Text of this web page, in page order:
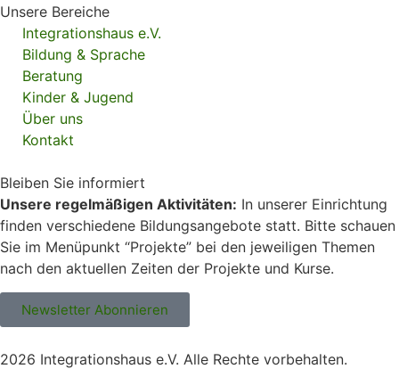
Unsere Bereiche
Integrationshaus e.V.
Bildung & Sprache
Beratung
Kinder & Jugend
Über uns
Kontakt
Bleiben Sie informiert
Unsere regelmäßigen Aktivitäten: In unserer Einrichtung
finden verschiedene Bildungsangebote statt. Bitte schauen
Sie im Menüpunkt “Projekte” bei den jeweiligen Themen
nach den aktuellen Zeiten der Projekte und Kurse.
Newsletter Abonnieren
2026 Integrationshaus e.V. Alle Rechte vorbehalten.